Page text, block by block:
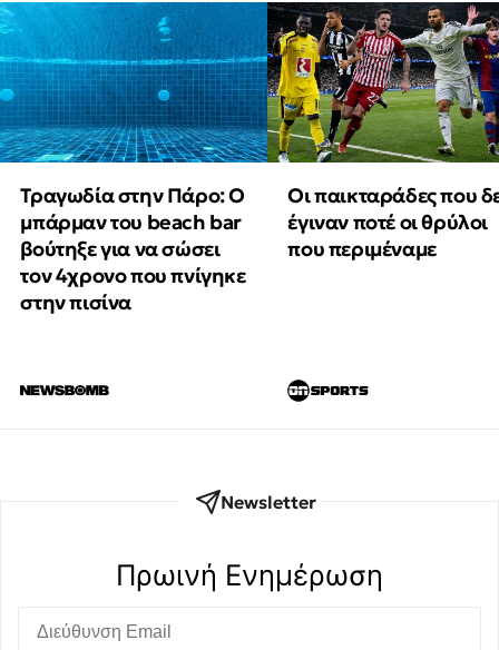
Τραγωδία στην Πάρο: Ο
μπάρμαν του beach bar
βούτηξε για να σώσει
τον 4χρονο που πνίγηκε
στην πισίνα
Οι παικταράδες που
έγιναν ποτέ οι θρύλοι
που περιμέναμε
Newsletter
Πρωινή Eνημέρωση